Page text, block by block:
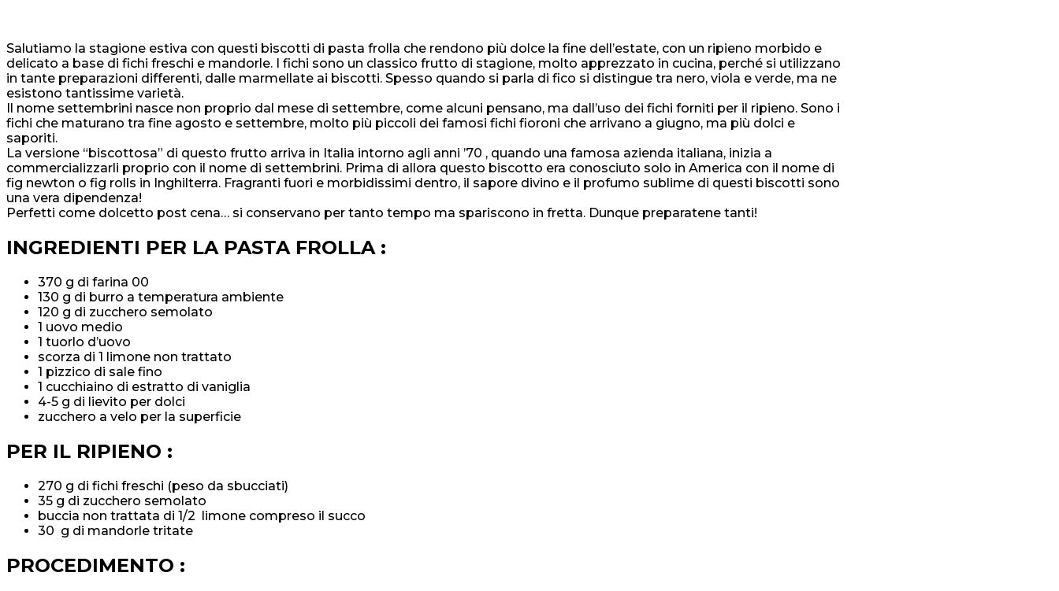
Salutiamo la stagione estiva con questi biscotti di pasta frolla che rendono più dolce la fine dell’estate, con un ripieno morbido e
delicato a base di fichi freschi e mandorle. I fichi sono un classico frutto di stagione, molto apprezzato in cucina, perché si utilizzano
in tante preparazioni differenti, dalle marmellate ai biscotti. Spesso quando si parla di fico si distingue tra nero, viola e verde, ma ne
esistono tantissime varietà.
Il nome settembrini nasce non proprio dal mese di settembre, come alcuni pensano, ma dall’uso dei fichi forniti per il ripieno. Sono i
fichi che maturano tra fine agosto e settembre, molto più piccoli dei famosi fichi fioroni che arrivano a giugno, ma più dolci e
saporiti.
La versione “biscottosa” di questo frutto arriva in Italia intorno agli anni ’70 , quando una famosa azienda italiana, inizia a
commercializzarli proprio con il nome di settembrini. Prima di allora questo biscotto era conosciuto solo in America con il nome di
fig newton o fig rolls in Inghilterra. Fragranti fuori e morbidissimi dentro, il sapore divino e il profumo sublime di questi biscotti sono
una vera dipendenza!
Perfetti come dolcetto post cena… si conservano per tanto tempo ma spariscono in fretta. Dunque preparatene tanti!
INGREDIENTI PER LA PASTA FROLLA :
370 g di farina 00
130 g di burro a temperatura ambiente
120 g di zucchero semolato
1 uovo medio
1 tuorlo d’uovo
scorza di 1 limone non trattato
1 pizzico di sale fino
1 cucchiaino di estratto di vaniglia
4-5 g di lievito per dolci
zucchero a velo per la superficie
PER IL RIPIENO :
270 g di fichi freschi (peso da sbucciati)
35 g di zucchero semolato
buccia non trattata di 1/2 limone compreso il succo
30 g di mandorle tritate
PROCEDIMENTO :